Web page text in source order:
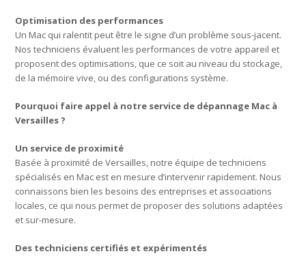
Optimisation des performances
Un Mac qui ralentit peut être le signe d’un problème sous-jacent.
Nos techniciens évaluent les performances de votre appareil et
proposent des optimisations, que ce soit au niveau du stockage,
de la mémoire vive, ou des configurations système.
Pourquoi faire appel à notre service de dépannage Mac à
Versailles ?
Un service de proximité
Basée à proximité de Versailles, notre équipe de techniciens
spécialisés en Mac est en mesure d’intervenir rapidement. Nous
connaissons bien les besoins des entreprises et associations
locales, ce qui nous permet de proposer des solutions adaptées
et sur-mesure.
Des techniciens certifiés et expérimentés